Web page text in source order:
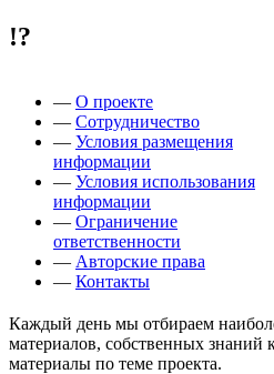
!?
— О проекте
— Сотрудничество
— Условия размещения
информации
— Условия использования
информации
— Ограничение
ответственности
— Авторские права
— Контакты
Каждый день мы отбираем
материалов, собственных
материалы по теме проекта.